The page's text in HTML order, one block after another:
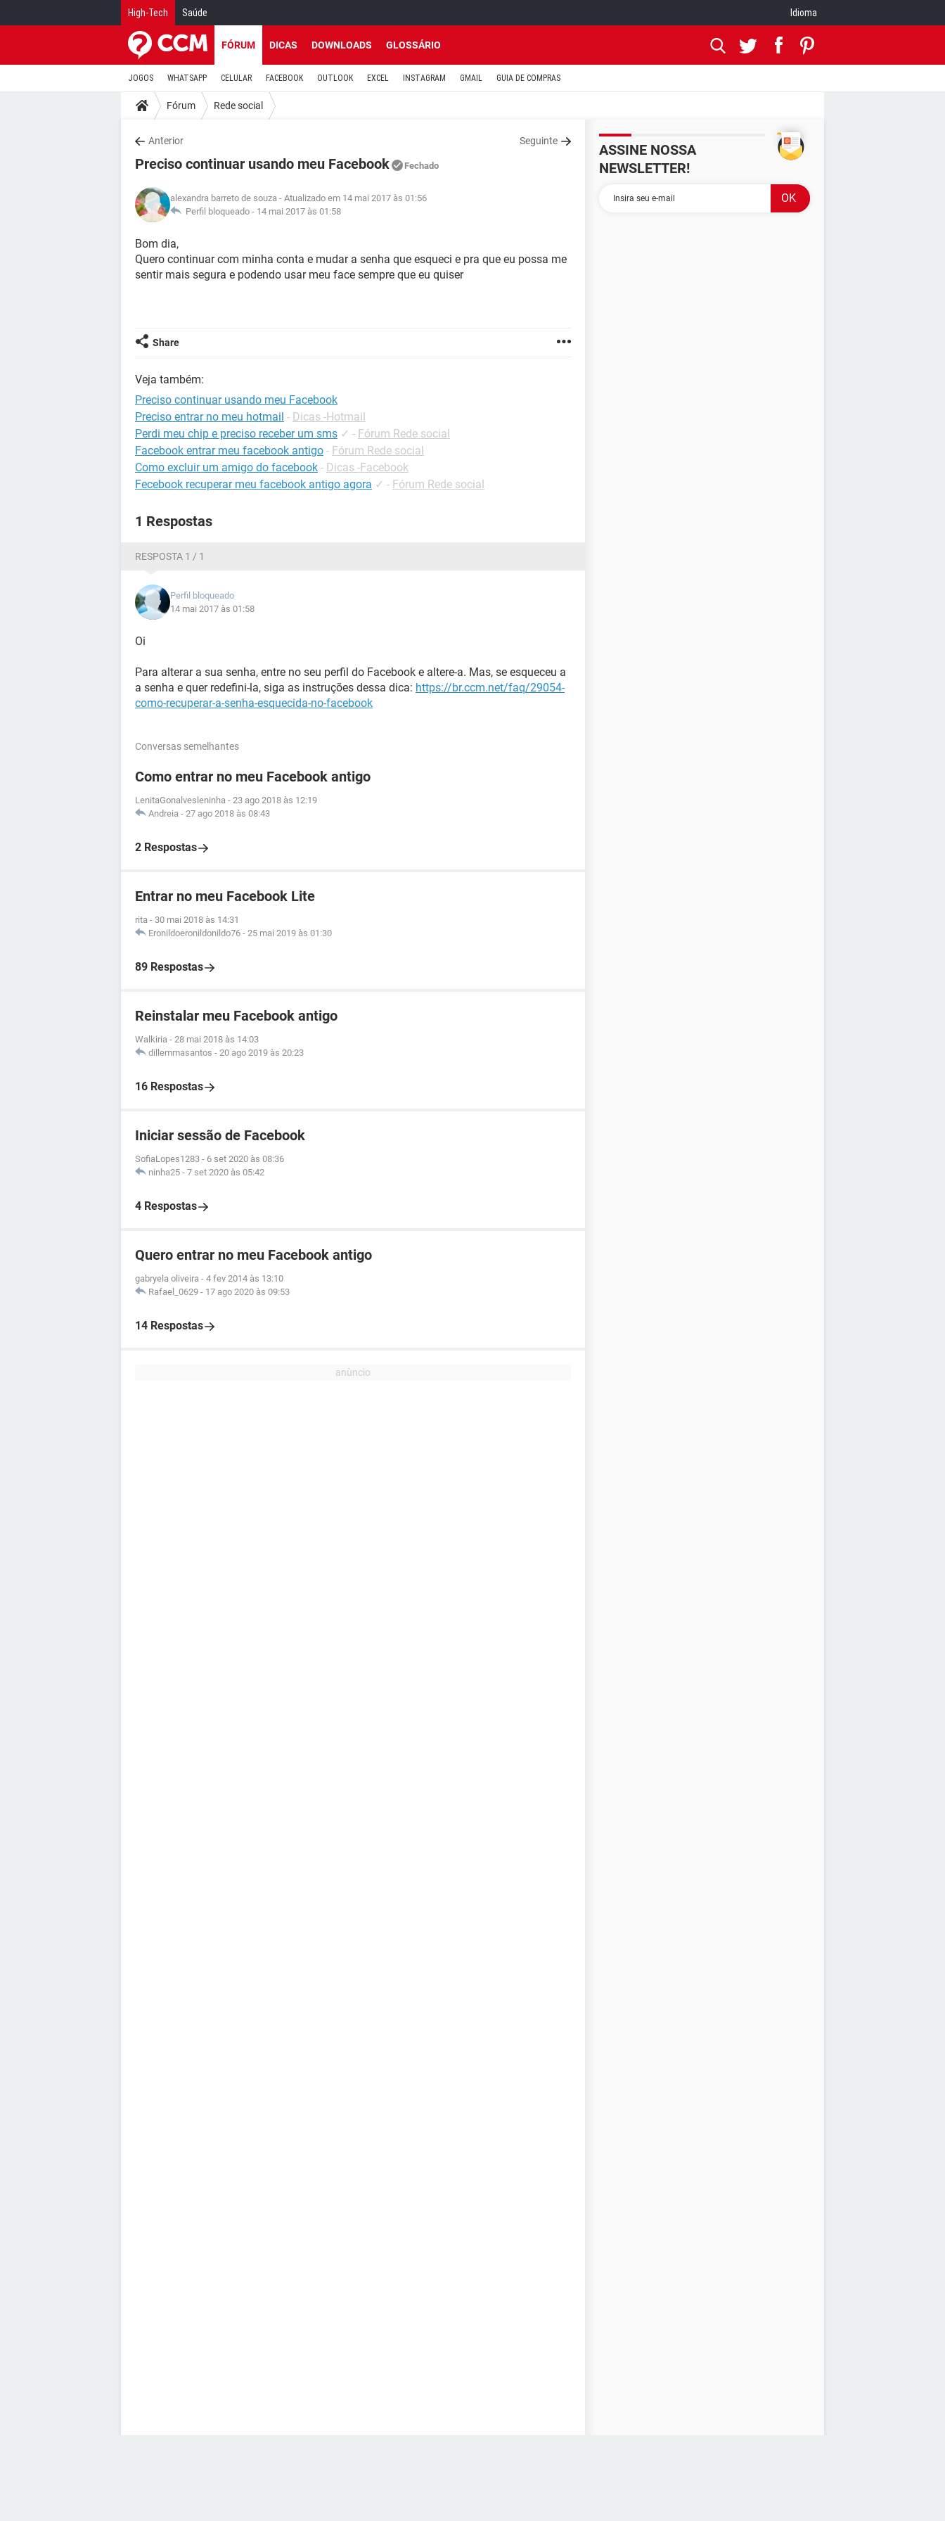
High-Tech Saúde Idioma
FÓRUM DICAS DOWNLOADS GLOSSÁRIO
JOGOS WHATSAPP CELULAR FACEBOOK OUTLOOK EXCEL INSTAGRAM GMAIL GUIA DE COMPRAS
Fórum Rede social
Anterior Seguinte
Preciso continuar usando meu Facebook Fechado
alexandra barreto de souza - Atualizado em 14 mai 2017 às 01:56
Perfil bloqueado - 14 mai 2017 às 01:58
Bom dia,
Quero continuar com minha conta e mudar a senha que esqueci e pra que eu possa me
sentir mais segura e podendo usar meu face sempre que eu quiser
Share
Veja também:
Preciso continuar usando meu Facebook
Preciso entrar no meu hotmail - Dicas -Hotmail
Perdi meu chip e preciso receber um sms ✓ - Fórum Rede social
Facebook entrar meu facebook antigo - Fórum Rede social
Como excluir um amigo do facebook - Dicas -Facebook
Fecebook recuperar meu facebook antigo agora ✓ - Fórum Rede social
1 Respostas
RESPOSTA 1 / 1
Perfil bloqueado
14 mai 2017 às 01:58
Oi
Para alterar a sua senha, entre no seu perfil do Facebook e altere-a. Mas, se esqueceu a
a senha e quer redefini-la, siga as instruções dessa dica: https://br.ccm.net/faq/29054-
como-recuperar-a-senha-esquecida-no-facebook
Conversas semelhantes
Como entrar no meu Facebook antigo
LenitaGonalvesleninha - 23 ago 2018 às 12:19
Andreia - 27 ago 2018 às 08:43
2 Respostas
Entrar no meu Facebook Lite
rita - 30 mai 2018 às 14:31
Eronildoeronildonildo76 - 25 mai 2019 às 01:30
89 Respostas
Reinstalar meu Facebook antigo
Walkiria - 28 mai 2018 às 14:03
dillemmasantos - 20 ago 2019 às 20:23
16 Respostas
Iniciar sessão de Facebook
SofiaLopes1283 - 6 set 2020 às 08:36
ninha25 - 7 set 2020 às 05:42
4 Respostas
Quero entrar no meu Facebook antigo
gabryela oliveira - 4 fev 2014 às 13:10
Rafael_0629 - 17 ago 2020 às 09:53
14 Respostas
ASSINE NOSSA
NEWSLETTER!